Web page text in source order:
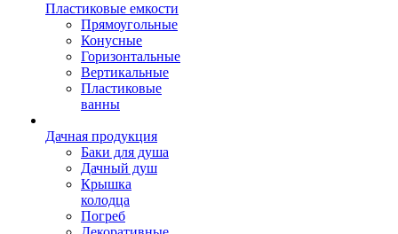
Пластиковые емкости
Прямоугольные
Конусные
Горизонтальные
Вертикальные
Пластиковые
ванны
Дачная продукция
Баки для душа
Дачный душ
Крышка
колодца
Погреб